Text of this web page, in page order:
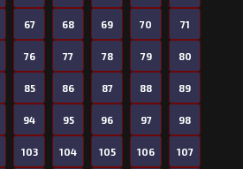
67 68 69 70 71
76 77 78 79 80
85 86 87 88 89
94 95 96 97 98
103 104 105 106 107